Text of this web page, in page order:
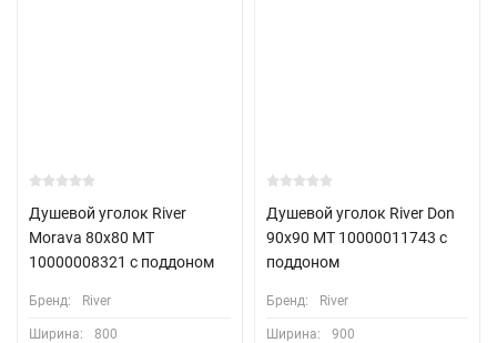
Душевой уголок River
Morava 80x80 MT
10000008321 с поддоном
Бренд: River
Ширина: 800
Душевой уголок River Don
90x90 MT 10000011743 с
поддоном
Бренд: River
Ширина: 900